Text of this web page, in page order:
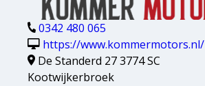
0342 480 065
https://www.kommermotors.nl/
De Standerd 27 3774 SC
Kootwijkerbroek